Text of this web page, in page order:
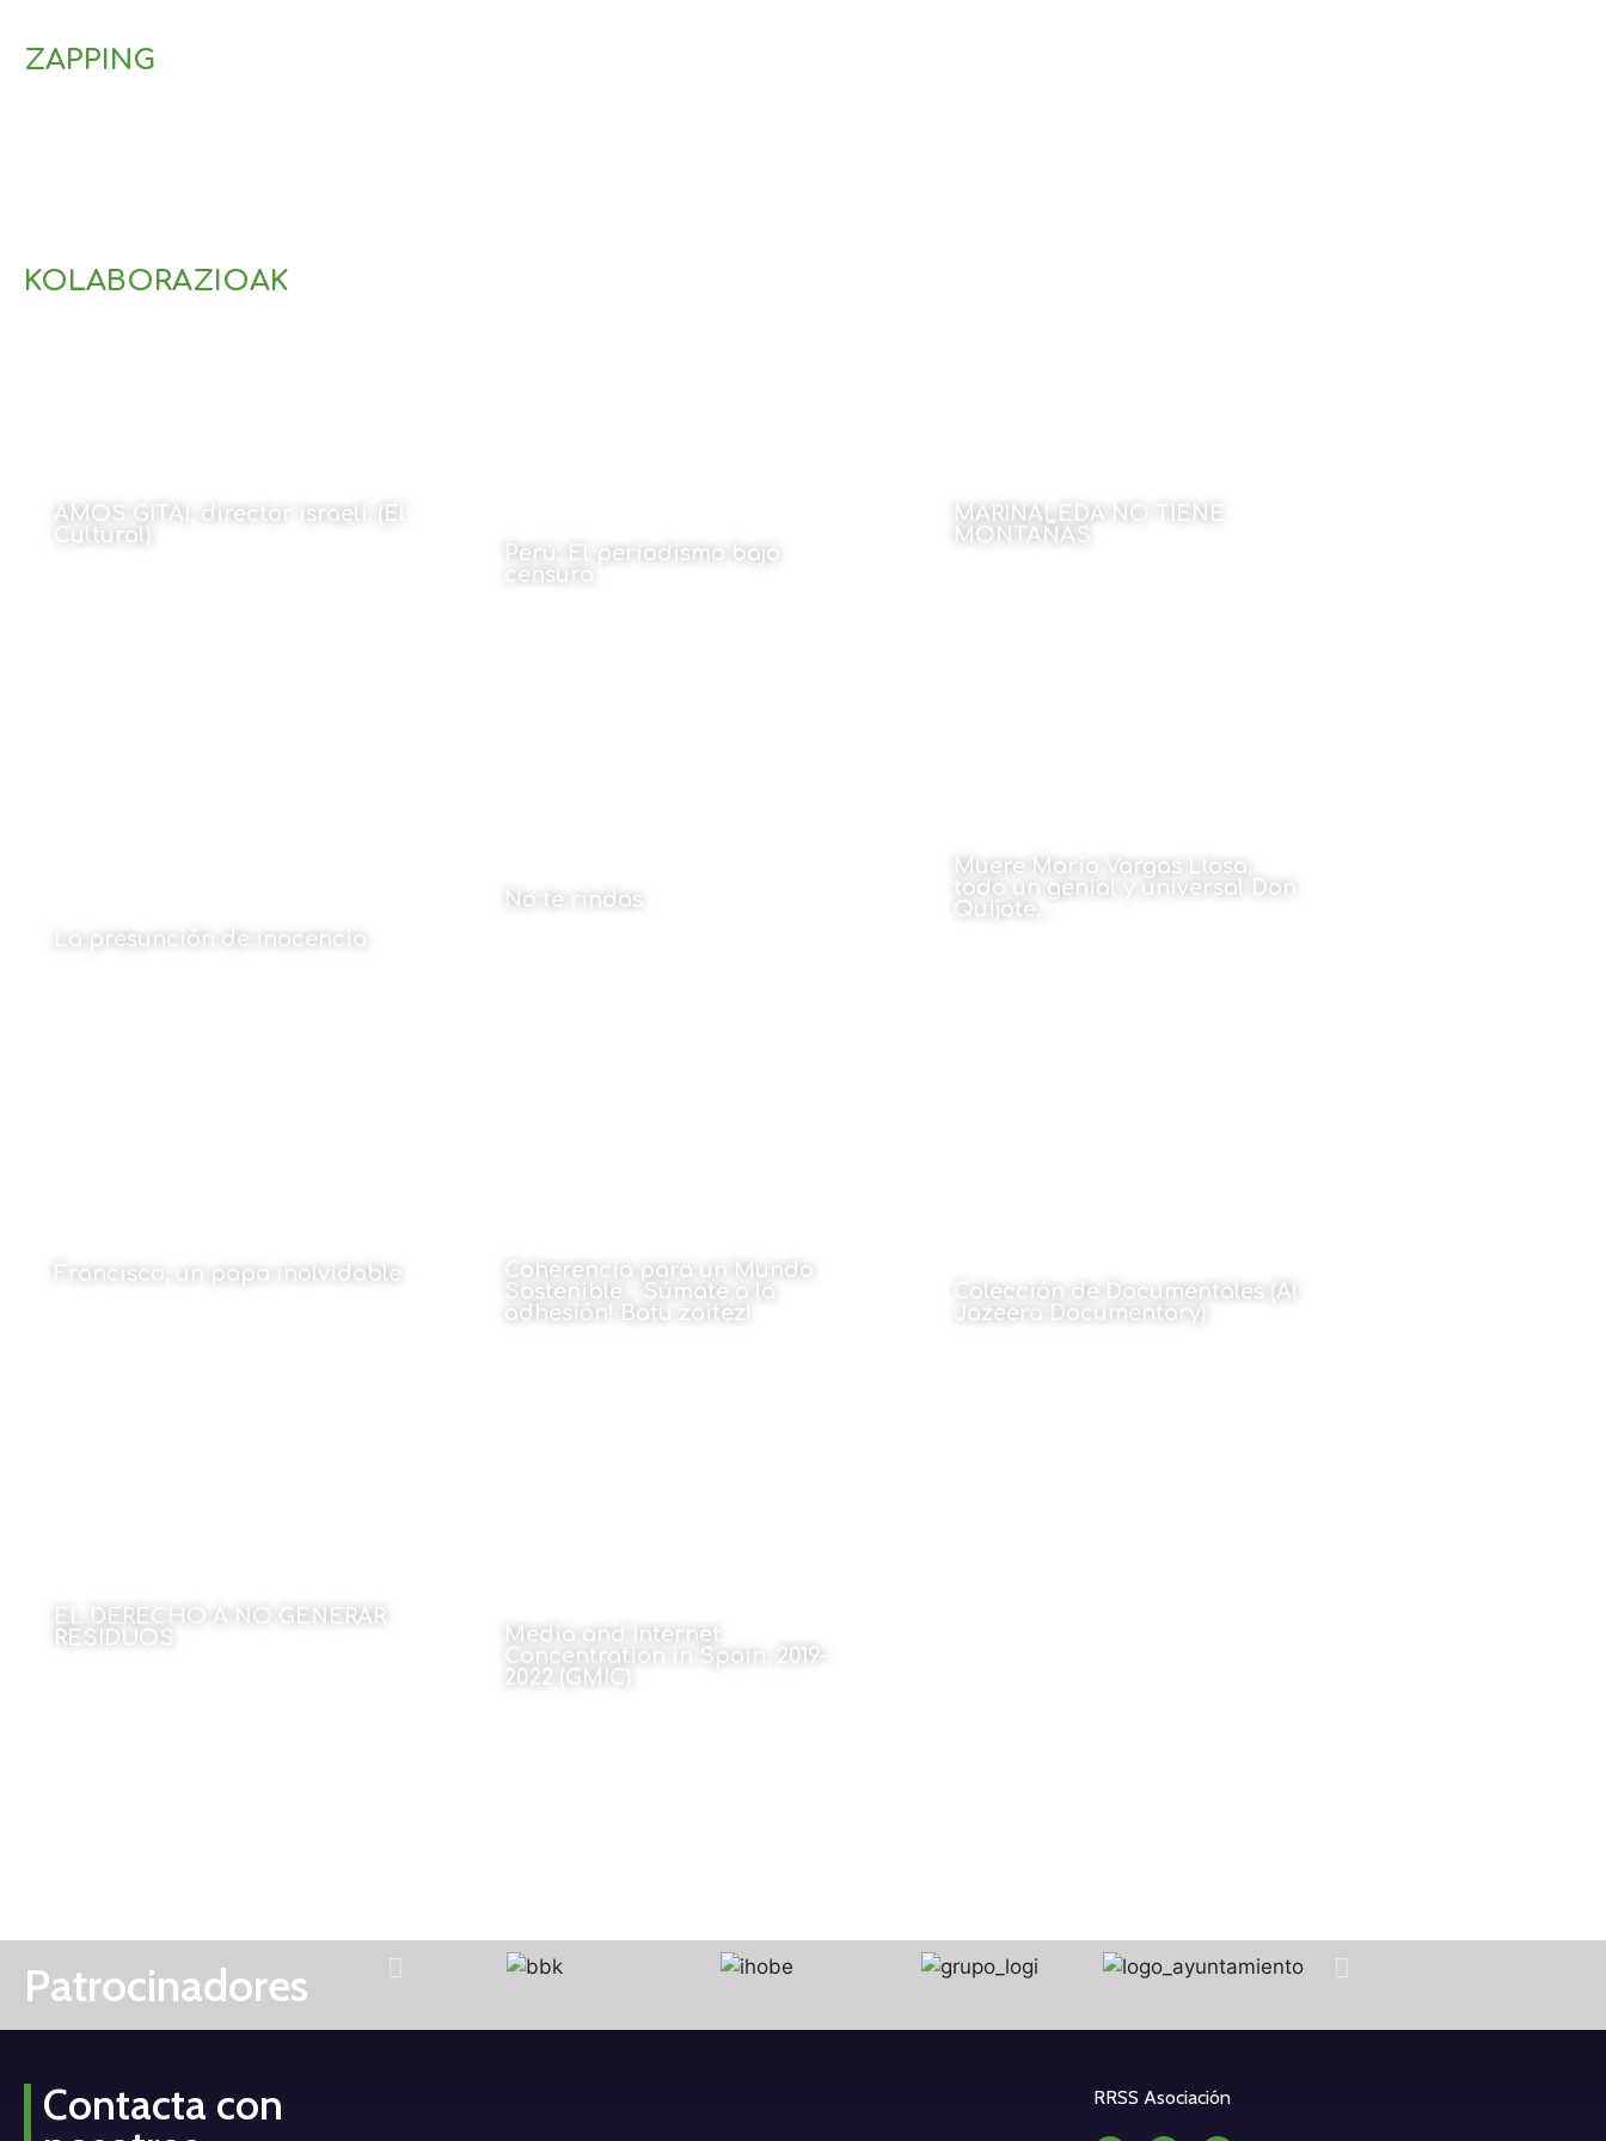
ZAPPING
KOLABORAZIOAK
AMOS GITAI, director israelí. (El
Cultural)
Perú: El periodismo bajo
censura
MARINALEDA NO TIENE
MONTAÑAS
La presunción de inocencia
No te rindas
Muere Mario Vargas Llosa,
todo un genial y universal Don
Quijote…
Francisco, un papa inolvidable
Coherencia para un Mundo
Sostenible – Súmate a la
adhesión! Batu zaitez!
Colección de Documentales (Al
Jazeera Documentary)
EL DERECHO A NO GENERAR
RESIDUOS
Media and Internet
Concentration in Spain, 2019–
2022 (GMIC)
Patrocinadores
Contacta con
RRSS Asociación